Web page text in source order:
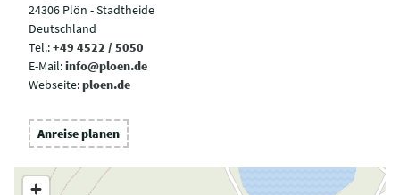
24306 Plön - Stadtheide
Deutschland
Tel.:+49 4522 / 5050
E-Mail:info@ploen.de
Webseite:ploen.de
Anreise planen